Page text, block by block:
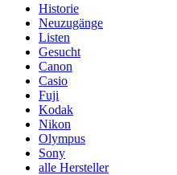
Historie
Neuzugänge
Listen
Gesucht
Canon
Casio
Fuji
Kodak
Nikon
Olympus
Sony
alle Hersteller